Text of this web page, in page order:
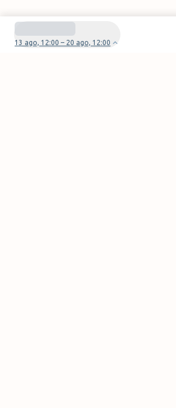
13 ago, 12:00 – 20 ago, 12:00